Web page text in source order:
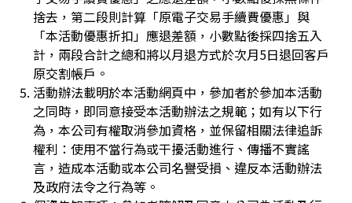
捨去，第二段則計算「原電子交易手續費優惠」與
「本活動優惠折扣」應退差額，小數點後採四捨五入
計，兩段合計之總和將以月退方式於次月5日退回客戶
原交割帳戶。
活動辦法載明於本活動網頁中，參加者於參加本活動
之同時，即同意接受本活動辦法之規範；如有以下行
為，本公司有權取消參加資格，並保留相關法律追訴
權利：使用不當行為或干擾活動進行、傳播不實謠
言，造成本活動或本公司名譽受損、違反本活動辦法
及政府法令之行為等。